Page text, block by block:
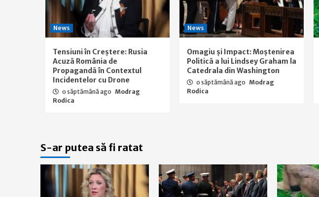
News
Tensiuni în Creștere: Rusia
Acuză România de
Propagandă în Contextul
Incidentelor cu Drone
o săptămână ago Modrag
Rodica
News
Omagiu și Impact: Moștenirea
Politică a lui Lindsey Graham la
Catedrala din Washington
o săptămână ago Modrag
Rodica
S-ar putea să fi ratat